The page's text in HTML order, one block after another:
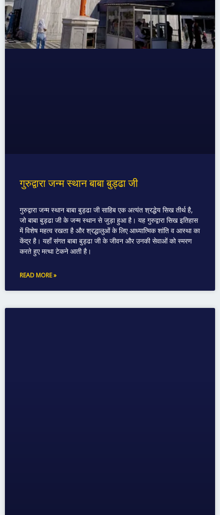
गुरुद्वारा जन्म स्थान बाबा बुड्ढा जी
गुरुद्वारा जन्म स्थान बाबा बुड्ढा जी साहिब एक अत्यंत श्रद्धेय सिख तीर्थ है,
जो बाबा बुड्ढा जी के जन्म स्थान से जुड़ा हुआ है। यह गुरुद्वारा सिख इतिहास
में विशेष महत्व रखता है और श्रद्धालुओं के लिए आध्यात्मिक शांति व आस्था का
केंद्र है। यहाँ संगत बाबा बुड्ढा जी के जीवन और उनकी सेवाओं को स्मरण
करते हुए मत्था टेकने आती है।
READ MORE »